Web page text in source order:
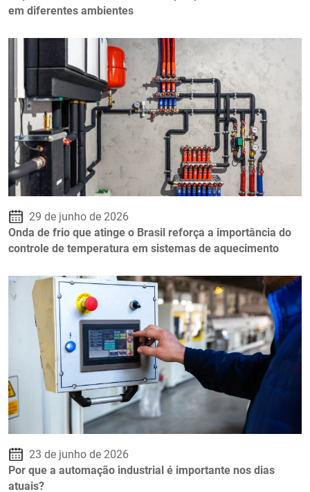
em diferentes ambientes
29 de junho de 2026
Onda de frio que atinge o Brasil reforça a importância do
controle de temperatura em sistemas de aquecimento
23 de junho de 2026
Por que a automação industrial é importante nos dias
atuais?